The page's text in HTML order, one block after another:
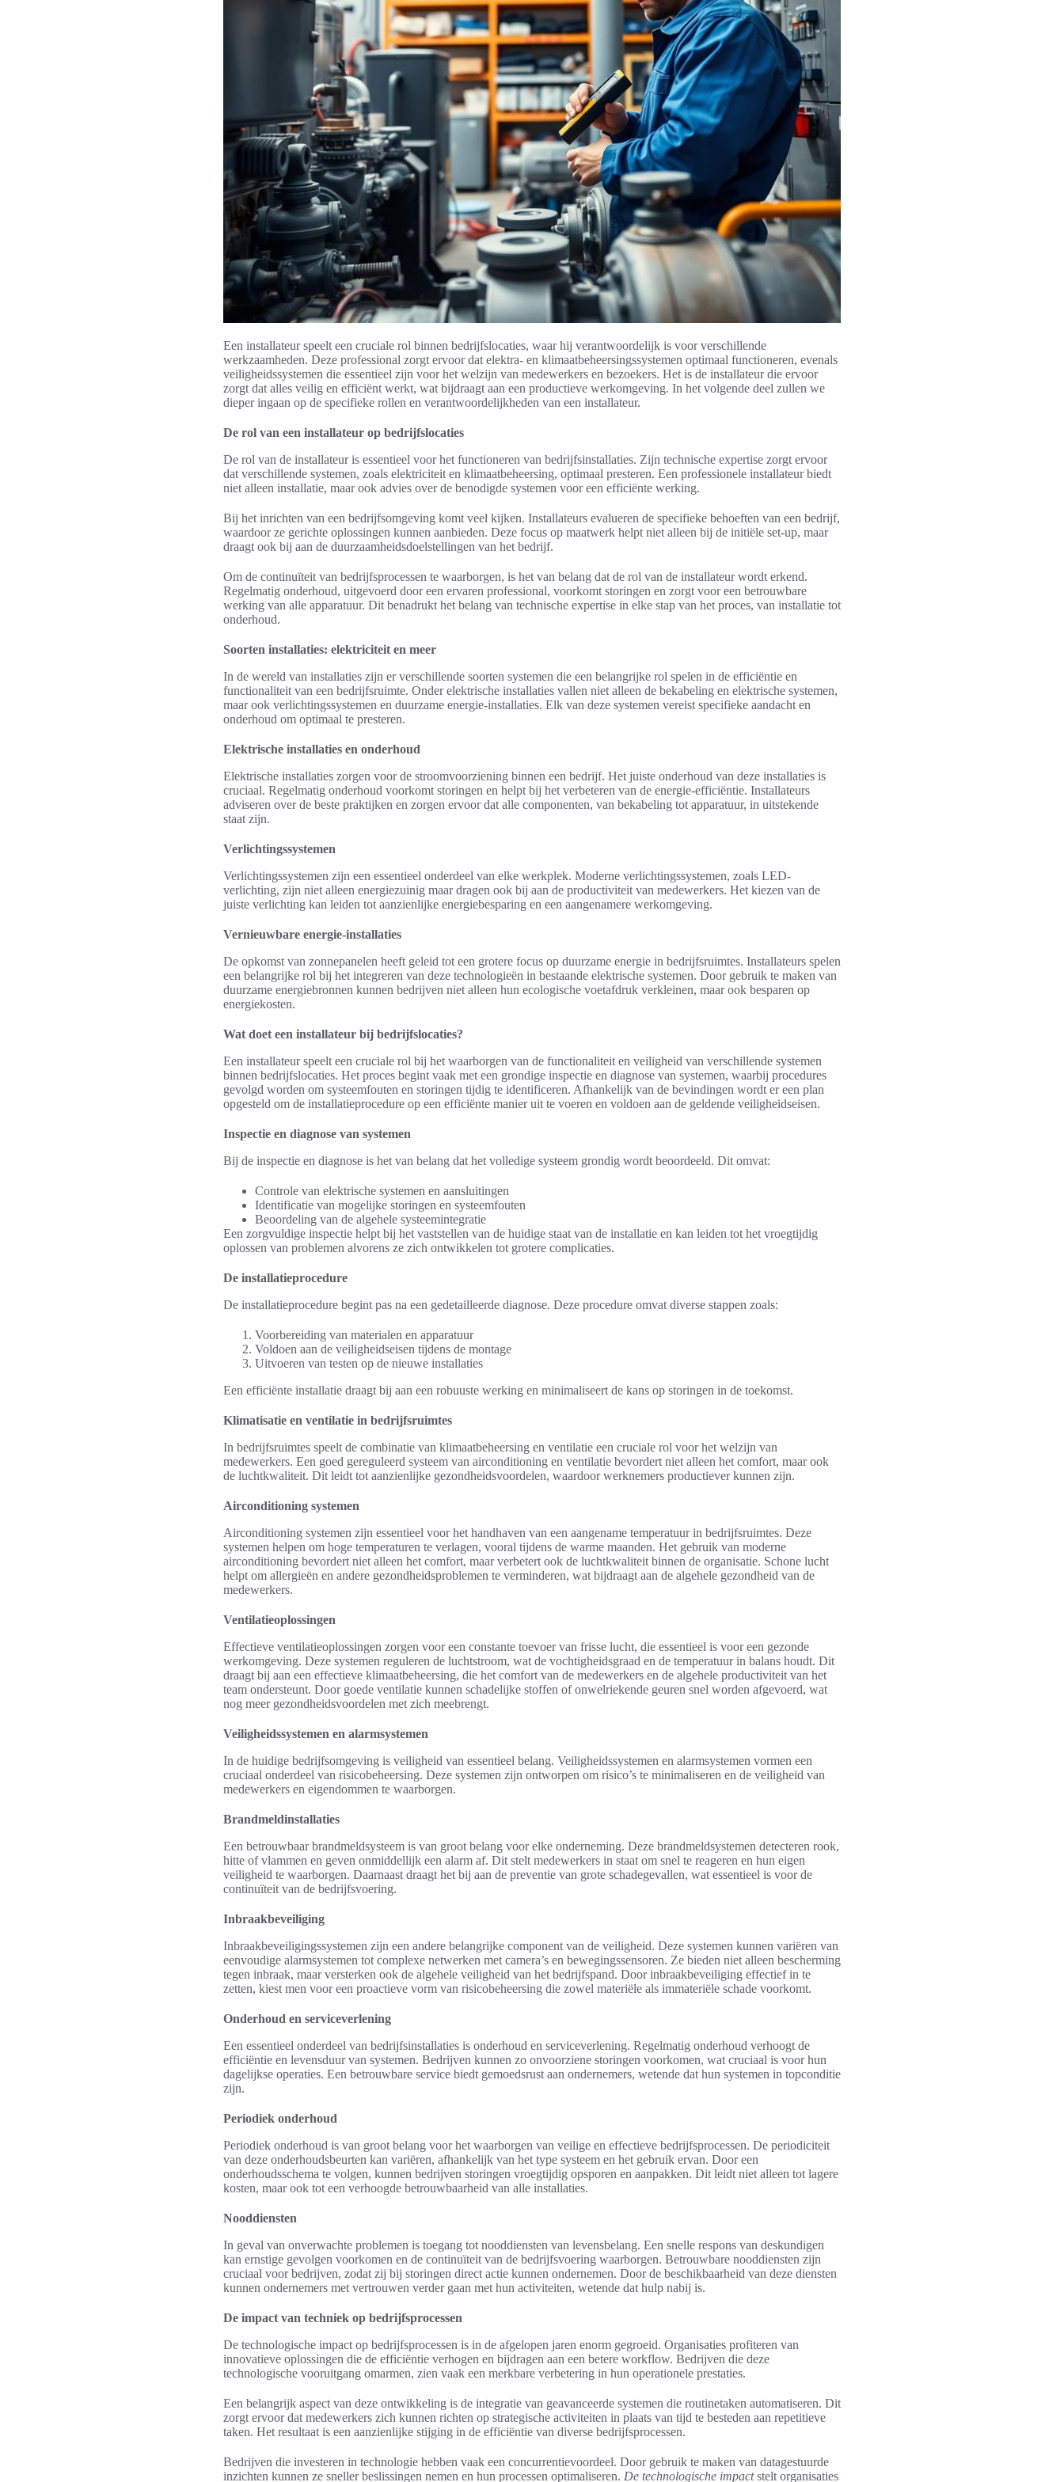
Een installateur speelt een cruciale rol binnen bedrijfslocaties, waar hij verantwoordelijk is voor verschillende
werkzaamheden. Deze professional zorgt ervoor dat elektra- en klimaatbeheersingssystemen optimaal functioneren, evenals
veiligheidssystemen die essentieel zijn voor het welzijn van medewerkers en bezoekers. Het is de installateur die ervoor
zorgt dat alles veilig en efficiënt werkt, wat bijdraagt aan een productieve werkomgeving. In het volgende deel zullen we
dieper ingaan op de specifieke rollen en verantwoordelijkheden van een installateur.
De rol van een installateur op bedrijfslocaties
De rol van de installateur is essentieel voor het functioneren van bedrijfsinstallaties. Zijn technische expertise zorgt ervoor
dat verschillende systemen, zoals elektriciteit en klimaatbeheersing, optimaal presteren. Een professionele installateur biedt
niet alleen installatie, maar ook advies over de benodigde systemen voor een efficiënte werking.
Bij het inrichten van een bedrijfsomgeving komt veel kijken. Installateurs evalueren de specifieke behoeften van een bedrijf,
waardoor ze gerichte oplossingen kunnen aanbieden. Deze focus op maatwerk helpt niet alleen bij de initiële set-up, maar
draagt ook bij aan de duurzaamheidsdoelstellingen van het bedrijf.
Om de continuïteit van bedrijfsprocessen te waarborgen, is het van belang dat de rol van de installateur wordt erkend.
Regelmatig onderhoud, uitgevoerd door een ervaren professional, voorkomt storingen en zorgt voor een betrouwbare
werking van alle apparatuur. Dit benadrukt het belang van technische expertise in elke stap van het proces, van installatie tot
onderhoud.
Soorten installaties: elektriciteit en meer
In de wereld van installaties zijn er verschillende soorten systemen die een belangrijke rol spelen in de efficiëntie en
functionaliteit van een bedrijfsruimte. Onder elektrische installaties vallen niet alleen de bekabeling en elektrische systemen,
maar ook verlichtingssystemen en duurzame energie-installaties. Elk van deze systemen vereist specifieke aandacht en
onderhoud om optimaal te presteren.
Elektrische installaties en onderhoud
Elektrische installaties zorgen voor de stroomvoorziening binnen een bedrijf. Het juiste onderhoud van deze installaties is
cruciaal. Regelmatig onderhoud voorkomt storingen en helpt bij het verbeteren van de energie-efficiëntie. Installateurs
adviseren over de beste praktijken en zorgen ervoor dat alle componenten, van bekabeling tot apparatuur, in uitstekende
staat zijn.
Verlichtingssystemen
Verlichtingssystemen zijn een essentieel onderdeel van elke werkplek. Moderne verlichtingssystemen, zoals LED-
verlichting, zijn niet alleen energiezuinig maar dragen ook bij aan de productiviteit van medewerkers. Het kiezen van de
juiste verlichting kan leiden tot aanzienlijke energiebesparing en een aangenamere werkomgeving.
Vernieuwbare energie-installaties
De opkomst van zonnepanelen heeft geleid tot een grotere focus op duurzame energie in bedrijfsruimtes. Installateurs spelen
een belangrijke rol bij het integreren van deze technologieën in bestaande elektrische systemen. Door gebruik te maken van
duurzame energiebronnen kunnen bedrijven niet alleen hun ecologische voetafdruk verkleinen, maar ook besparen op
energiekosten.
Wat doet een installateur bij bedrijfslocaties?
Een installateur speelt een cruciale rol bij het waarborgen van de functionaliteit en veiligheid van verschillende systemen
binnen bedrijfslocaties. Het proces begint vaak met een grondige inspectie en diagnose van systemen, waarbij procedures
gevolgd worden om systeemfouten en storingen tijdig te identificeren. Afhankelijk van de bevindingen wordt er een plan
opgesteld om de installatieprocedure op een efficiënte manier uit te voeren en voldoen aan de geldende veiligheidseisen.
Inspectie en diagnose van systemen
Bij de inspectie en diagnose is het van belang dat het volledige systeem grondig wordt beoordeeld. Dit omvat:
Controle van elektrische systemen en aansluitingen
Identificatie van mogelijke storingen en systeemfouten
Beoordeling van de algehele systeemintegratie
Een zorgvuldige inspectie helpt bij het vaststellen van de huidige staat van de installatie en kan leiden tot het vroegtijdig
oplossen van problemen alvorens ze zich ontwikkelen tot grotere complicaties.
De installatieprocedure
De installatieprocedure begint pas na een gedetailleerde diagnose. Deze procedure omvat diverse stappen zoals:
Voorbereiding van materialen en apparatuur
Voldoen aan de veiligheidseisen tijdens de montage
Uitvoeren van testen op de nieuwe installaties
Een efficiënte installatie draagt bij aan een robuuste werking en minimaliseert de kans op storingen in de toekomst.
Klimatisatie en ventilatie in bedrijfsruimtes
In bedrijfsruimtes speelt de combinatie van klimaatbeheersing en ventilatie een cruciale rol voor het welzijn van
medewerkers. Een goed gereguleerd systeem van airconditioning en ventilatie bevordert niet alleen het comfort, maar ook
de luchtkwaliteit. Dit leidt tot aanzienlijke gezondheidsvoordelen, waardoor werknemers productiever kunnen zijn.
Airconditioning systemen
Airconditioning systemen zijn essentieel voor het handhaven van een aangename temperatuur in bedrijfsruimtes. Deze
systemen helpen om hoge temperaturen te verlagen, vooral tijdens de warme maanden. Het gebruik van moderne
airconditioning bevordert niet alleen het comfort, maar verbetert ook de luchtkwaliteit binnen de organisatie. Schone lucht
helpt om allergieën en andere gezondheidsproblemen te verminderen, wat bijdraagt aan de algehele gezondheid van de
medewerkers.
Ventilatieoplossingen
Effectieve ventilatieoplossingen zorgen voor een constante toevoer van frisse lucht, die essentieel is voor een gezonde
werkomgeving. Deze systemen reguleren de luchtstroom, wat de vochtigheidsgraad en de temperatuur in balans houdt. Dit
draagt bij aan een effectieve klimaatbeheersing, die het comfort van de medewerkers en de algehele productiviteit van het
team ondersteunt. Door goede ventilatie kunnen schadelijke stoffen of onwelriekende geuren snel worden afgevoerd, wat
nog meer gezondheidsvoordelen met zich meebrengt.
Veiligheidssystemen en alarmsystemen
In de huidige bedrijfsomgeving is veiligheid van essentieel belang. Veiligheidssystemen en alarmsystemen vormen een
cruciaal onderdeel van risicobeheersing. Deze systemen zijn ontworpen om risico’s te minimaliseren en de veiligheid van
medewerkers en eigendommen te waarborgen.
Brandmeldinstallaties
Een betrouwbaar brandmeldsysteem is van groot belang voor elke onderneming. Deze brandmeldsystemen detecteren rook,
hitte of vlammen en geven onmiddellijk een alarm af. Dit stelt medewerkers in staat om snel te reageren en hun eigen
veiligheid te waarborgen. Daarnaast draagt het bij aan de preventie van grote schadegevallen, wat essentieel is voor de
continuïteit van de bedrijfsvoering.
Inbraakbeveiliging
Inbraakbeveiligingssystemen zijn een andere belangrijke component van de veiligheid. Deze systemen kunnen variëren van
eenvoudige alarmsystemen tot complexe netwerken met camera’s en bewegingssensoren. Ze bieden niet alleen bescherming
tegen inbraak, maar versterken ook de algehele veiligheid van het bedrijfspand. Door inbraakbeveiliging effectief in te
zetten, kiest men voor een proactieve vorm van risicobeheersing die zowel materiële als immateriële schade voorkomt.
Onderhoud en serviceverlening
Een essentieel onderdeel van bedrijfsinstallaties is onderhoud en serviceverlening. Regelmatig onderhoud verhoogt de
efficiëntie en levensduur van systemen. Bedrijven kunnen zo onvoorziene storingen voorkomen, wat cruciaal is voor hun
dagelijkse operaties. Een betrouwbare service biedt gemoedsrust aan ondernemers, wetende dat hun systemen in topconditie
zijn.
Periodiek onderhoud
Periodiek onderhoud is van groot belang voor het waarborgen van veilige en effectieve bedrijfsprocessen. De periodiciteit
van deze onderhoudsbeurten kan variëren, afhankelijk van het type systeem en het gebruik ervan. Door een
onderhoudsschema te volgen, kunnen bedrijven storingen vroegtijdig opsporen en aanpakken. Dit leidt niet alleen tot lagere
kosten, maar ook tot een verhoogde betrouwbaarheid van alle installaties.
Nooddiensten
In geval van onverwachte problemen is toegang tot nooddiensten van levensbelang. Een snelle respons van deskundigen
kan ernstige gevolgen voorkomen en de continuïteit van de bedrijfsvoering waarborgen. Betrouwbare nooddiensten zijn
cruciaal voor bedrijven, zodat zij bij storingen direct actie kunnen ondernemen. Door de beschikbaarheid van deze diensten
kunnen ondernemers met vertrouwen verder gaan met hun activiteiten, wetende dat hulp nabij is.
De impact van techniek op bedrijfsprocessen
De technologische impact op bedrijfsprocessen is in de afgelopen jaren enorm gegroeid. Organisaties profiteren van
innovatieve oplossingen die de efficiëntie verhogen en bijdragen aan een betere workflow. Bedrijven die deze
technologische vooruitgang omarmen, zien vaak een merkbare verbetering in hun operationele prestaties.
Een belangrijk aspect van deze ontwikkeling is de integratie van geavanceerde systemen die routinetaken automatiseren. Dit
zorgt ervoor dat medewerkers zich kunnen richten op strategische activiteiten in plaats van tijd te besteden aan repetitieve
taken. Het resultaat is een aanzienlijke stijging in de efficiëntie van diverse bedrijfsprocessen.
Bedrijven die investeren in technologie hebben vaak een concurrentievoordeel. Door gebruik te maken van datagestuurde
inzichten kunnen ze sneller beslissingen nemen en hun processen optimaliseren. De technologische impactstelt organisaties